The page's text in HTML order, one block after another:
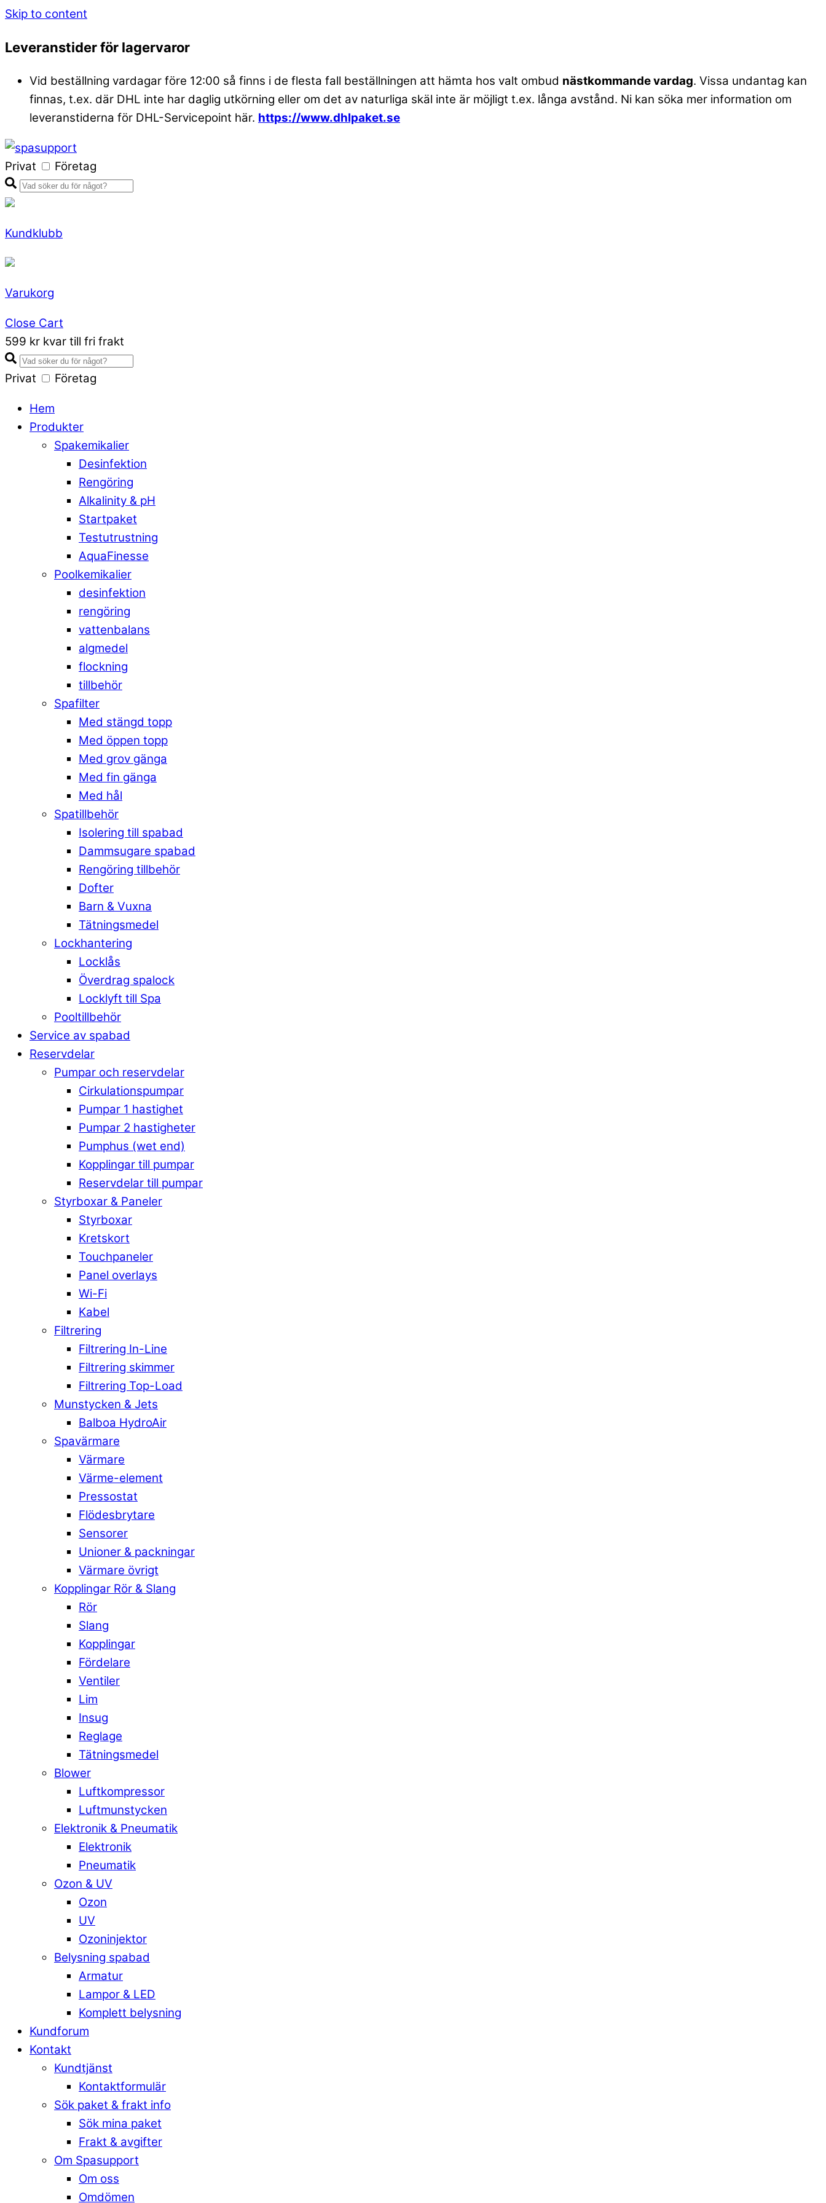
Skip to content
Leveranstider för lagervaror
Vid beställning vardagar före 12:00 så finns i de flesta fall beställningen att hämta hos valt ombud nästkommande vardag. Vissa undantag kan
finnas, t.ex. där DHL inte har daglig utkörning eller om det av naturliga skäl inte är möjligt t.ex. långa avstånd. Ni kan söka mer information om
leveranstiderna för DHL-Servicepoint här. https://www.dhlpaket.se
Privat Företag
Kundklubb
Varukorg
Close Cart
599 kr kvar till fri frakt
Privat Företag
Hem
Produkter
Spakemikalier
Desinfektion
Rengöring
Alkalinity & pH
Startpaket
Testutrustning
AquaFinesse
Poolkemikalier
desinfektion
rengöring
vattenbalans
algmedel
flockning
tillbehör
Spafilter
Med stängd topp
Med öppen topp
Med grov gänga
Med fin gänga
Med hål
Spatillbehör
Isolering till spabad
Dammsugare spabad
Rengöring tillbehör
Dofter
Barn & Vuxna
Tätningsmedel
Lockhantering
Locklås
Överdrag spalock
Locklyft till Spa
Pooltillbehör
Service av spabad
Reservdelar
Pumpar och reservdelar
Cirkulationspumpar
Pumpar 1 hastighet
Pumpar 2 hastigheter
Pumphus (wet end)
Kopplingar till pumpar
Reservdelar till pumpar
Styrboxar & Paneler
Styrboxar
Kretskort
Touchpaneler
Panel overlays
Wi-Fi
Kabel
Filtrering
Filtrering In-Line
Filtrering skimmer
Filtrering Top-Load
Munstycken & Jets
Balboa HydroAir
Spavärmare
Värmare
Värme-element
Pressostat
Flödesbrytare
Sensorer
Unioner & packningar
Värmare övrigt
Kopplingar Rör & Slang
Rör
Slang
Kopplingar
Fördelare
Ventiler
Lim
Insug
Reglage
Tätningsmedel
Blower
Luftkompressor
Luftmunstycken
Elektronik & Pneumatik
Elektronik
Pneumatik
Ozon & UV
Ozon
UV
Ozoninjektor
Belysning spabad
Armatur
Lampor & LED
Komplett belysning
Kundforum
Kontakt
Kundtjänst
Kontaktformulär
Sök paket & frakt info
Sök mina paket
Frakt & avgifter
Om Spasupport
Om oss
Omdömen